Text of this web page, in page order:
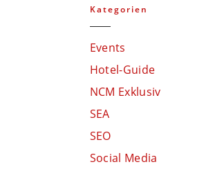
Kategorien
Events
Hotel-Guide
NCM Exklusiv
SEA
SEO
Social Media